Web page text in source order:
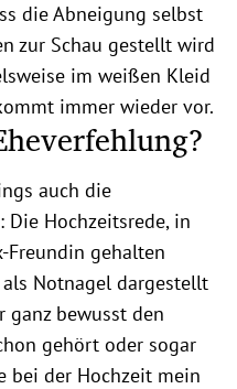
die Abneigung selbst
zur Schau gestellt wird
im weißen Kleid
immer wieder vor.
auch die
Die Hochzeitsrede, in
Freundin gehalten
Notnagel dargestellt
ganz bewusst den
gehört oder sogar
bei der Hochzeit mein